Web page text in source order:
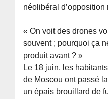
néolibéral d’opposition
« On voit des drones
souvent ; pourquoi ça
produit avant ? »
Le 18 juin, les
de Moscou ont passé
un épais brouillard de